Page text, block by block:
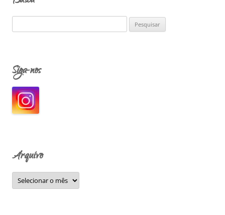
e
u
s
a
r
Siga-nos
Arquivo
A
q